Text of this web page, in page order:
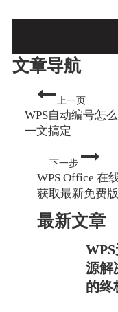
文章导航
上一页
WPS自动编号怎
一文搞定
下一步
WPS Office 在
获取最新免费
最新文章
源解
的终